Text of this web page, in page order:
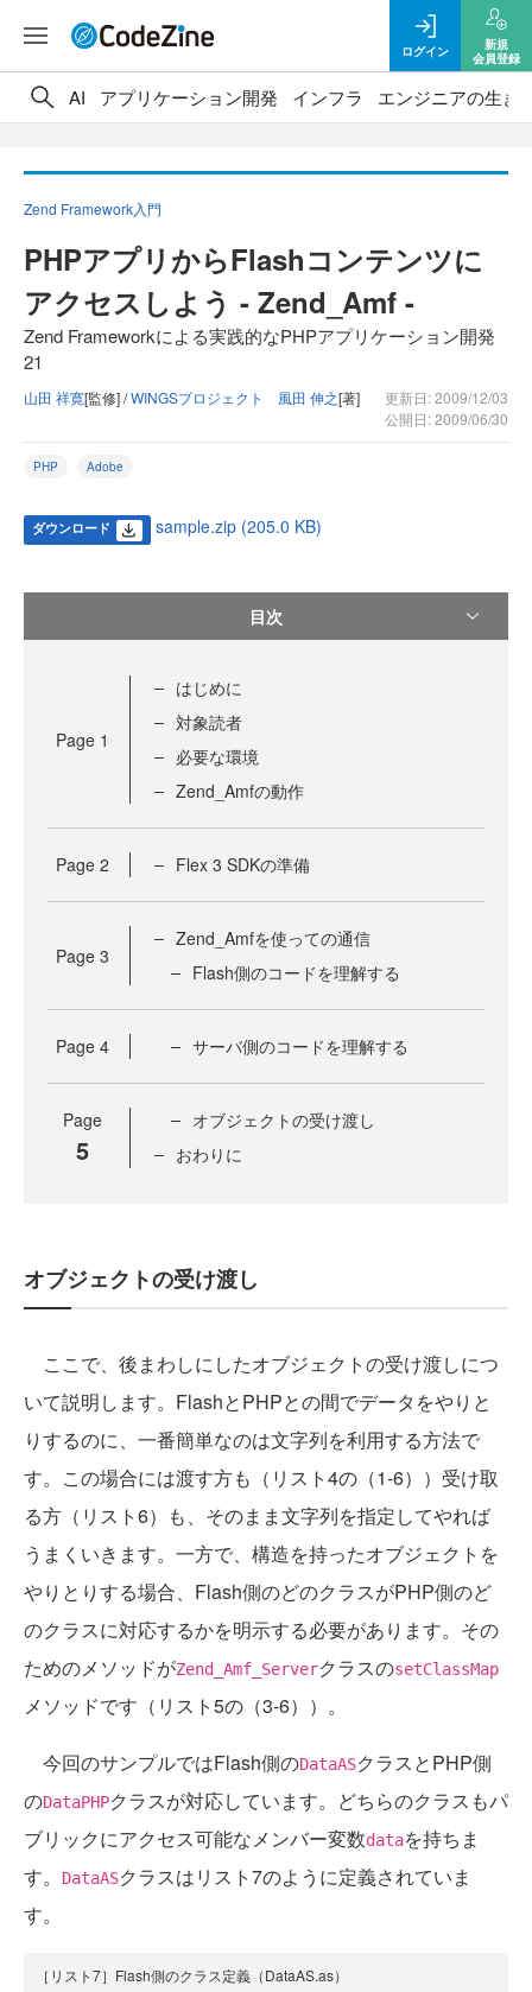
ログイン
新規
会員登録
AI アプリケーション開発 インフラ エンジニアの生き
Zend Framework入門
PHPアプリからFlashコンテンツに
アクセスしよう - Zend_Amf -
Zend Frameworkによる実践的なPHPアプリケーション開発
21
山田 祥寛[監修] /WINGSプロジェクト 風田 伸之[著]
更新日: 2009/12/03
公開日: 2009/06/30
PHP Adobe
ダウンロード sample.zip (205.0 KB)
目次
Page 1
はじめに
対象読者
必要な環境
Zend_Amfの動作
Page 2 Flex 3 SDKの準備
Page 3
Zend_Amfを使っての通信
Flash側のコードを理解する
Page 4 サーバ側のコードを理解する
Page
5
オブジェクトの受け渡し
おわりに
オブジェクトの受け渡し
ここで、後まわしにしたオブジェクトの受け渡しにつ
いて説明します。FlashとPHPとの間でデータをやりと
りするのに、一番簡単なのは文字列を利用する方法で
す。この場合には渡す方も（リスト4の（1-6））受け取
る方（リスト6）も、そのまま文字列を指定してやれば
うまくいきます。一方で、構造を持ったオブジェクトを
やりとりする場合、Flash側のどのクラスがPHP側のど
のクラスに対応するかを明示する必要があります。その
ためのメソッドがZend_Amf_ServerクラスのsetClassMap
メソッドです（リスト5の（3-6））。
今回のサンプルではFlash側のDataASクラスとPHP側
のDataPHPクラスが対応しています。どちらのクラスもパ
ブリックにアクセス可能なメンバー変数dataを持ちま
す。
DataASクラスはリスト7のように定義されていま
す。
［リスト7］Flash側のクラス定義（DataAS.as）